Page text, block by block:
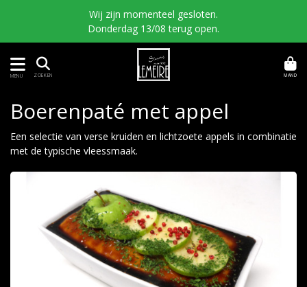
Wij zijn momenteel gesloten.
Donderdag 13/08 terug open.
MENU ZOEKEN MAND
Boerenpaté met appel
Een selectie van verse kruiden en lichtzoete appels in combinatie
met de typische vleessmaak.